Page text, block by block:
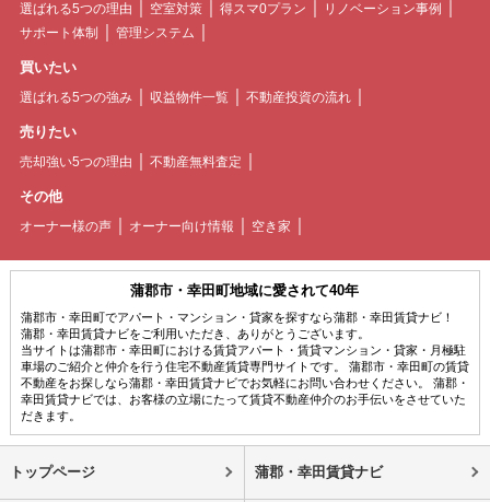
選ばれる5つの理由 空室対策 得スマ0プラン
リノベーション事例
サポート体制
管理システム
買いたい
選ばれる5つの強み 収益物件一覧 不動産投資の流れ
売りたい
売却強い5つの理由 不動産無料査定
その他
オーナー様の声 オーナー向け情報 空き家
蒲郡市・幸田町地域に愛されて40年
蒲郡市・幸田町でアパート・マンション・貸家を探すなら蒲郡・幸田賃貸ナビ！
蒲郡・幸田賃貸ナビをご利用いただき、ありがとうございます。
当サイトは蒲郡市・幸田町における賃貸アパート・賃貸マンション・貸家・月極駐
車場のご紹介と仲介を行う住宅不動産賃貸専門サイトです。 蒲郡市・幸田町の賃貸
不動産をお探しなら蒲郡・幸田賃貸ナビでお気軽にお問い合わせください。 蒲郡・
幸田賃貸ナビでは、お客様の立場にたって賃貸不動産仲介のお手伝いをさせていた
だきます。
トップページ 蒲郡・幸田賃貸ナビ